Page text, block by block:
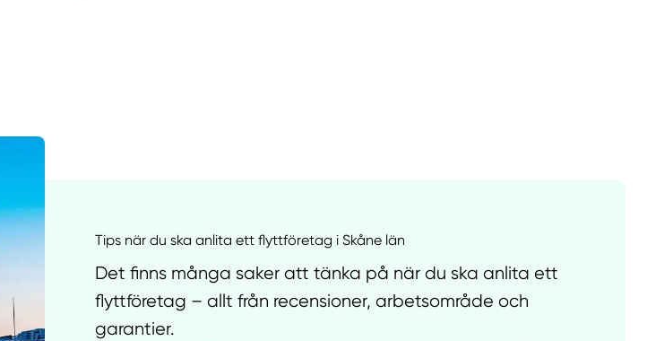
Tips när du ska anlita ett flyttföretag i Skåne län
Det finns många saker att tänka på när du ska anlita ett
flyttföretag – allt från recensioner, arbetsområde och
garantier.